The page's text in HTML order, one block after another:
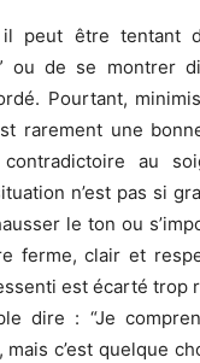
peut être tentant
ou de se montrer
Pourtant,
rarement une
au
n’est pas si
le ton ou
ferme, clair et
est écarté trop
dire : “Je
c’est quelque